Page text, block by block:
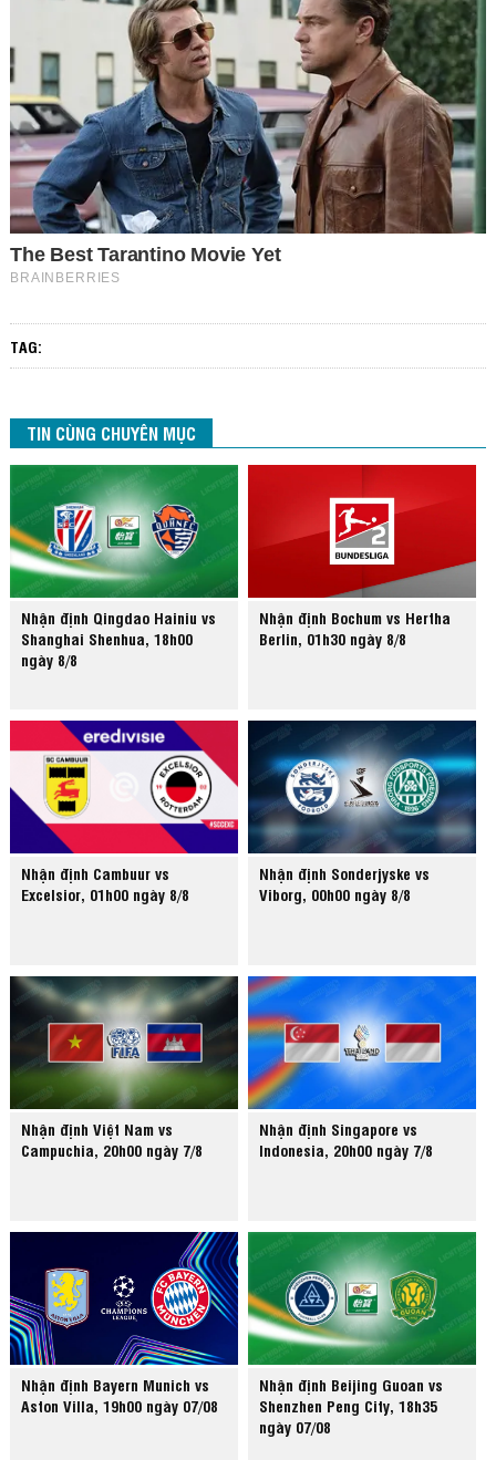
TAG:
TIN CÙNG CHUYÊN MỤC
Nhận định Qingdao Hainiu vs
Shanghai Shenhua, 18h00
ngày 8/8
Nhận định Bochum vs Hertha
Berlin, 01h30 ngày 8/8
Nhận định Cambuur vs
Excelsior, 01h00 ngày 8/8
Nhận định Sonderjyske vs
Viborg, 00h00 ngày 8/8
Nhận định Việt Nam vs
Campuchia, 20h00 ngày 7/8
Nhận định Singapore vs
Indonesia, 20h00 ngày 7/8
Nhận định Bayern Munich vs
Aston Villa, 19h00 ngày 07/08
Nhận định Beijing Guoan vs
Shenzhen Peng City, 18h35
ngày 07/08